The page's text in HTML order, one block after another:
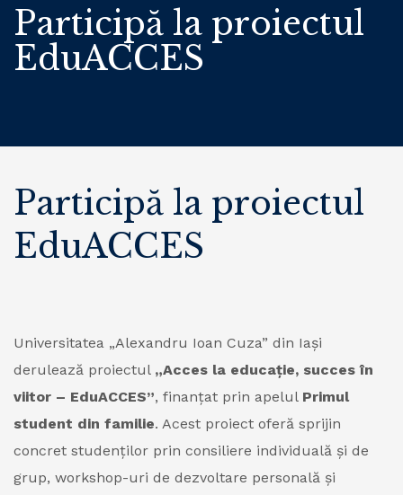
Participă la proiectul
EduACCES
Participă la proiectul
EduACCES
Universitatea „Alexandru Ioan Cuza” din Iași
derulează proiectul „Acces la educație, succes în
viitor – EduACCES”, finanțat prin apelul Primul
student din familie. Acest proiect oferă sprijin
concret studenților prin consiliere individuală și de
grup, workshop-uri de dezvoltare personală și